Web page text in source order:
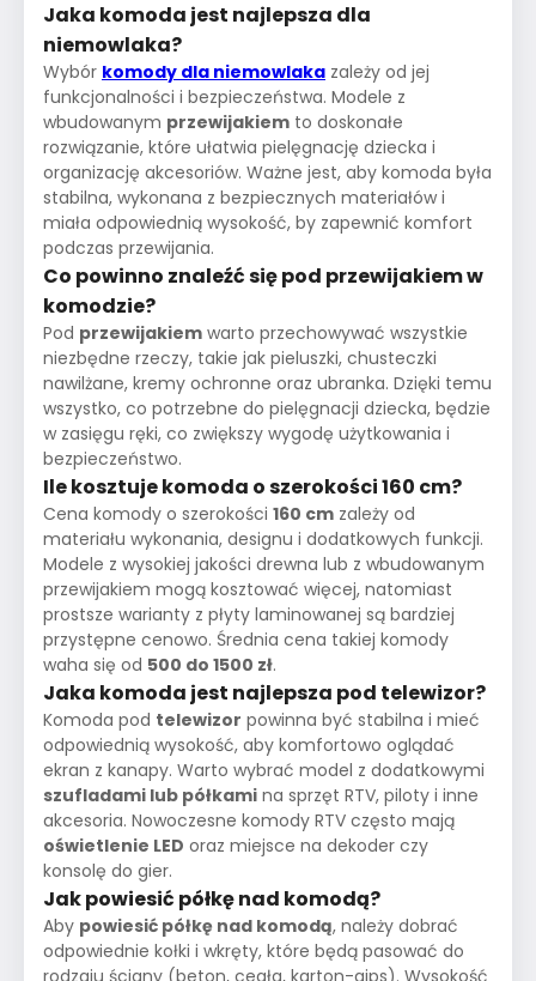
Jaka komoda jest najlepsza dla
niemowlaka?
Wybór komody dla niemowlaka zależy od jej
funkcjonalności i bezpieczeństwa. Modele z
wbudowanym przewijakiem to doskonałe
rozwiązanie, które ułatwia pielęgnację dziecka i
organizację akcesoriów. Ważne jest, aby komoda była
stabilna, wykonana z bezpiecznych materiałów i
miała odpowiednią wysokość, by zapewnić komfort
podczas przewijania.
Co powinno znaleźć się pod przewijakiem w
komodzie?
Pod przewijakiem warto przechowywać wszystkie
niezbędne rzeczy, takie jak pieluszki, chusteczki
nawilżane, kremy ochronne oraz ubranka. Dzięki temu
wszystko, co potrzebne do pielęgnacji dziecka, będzie
w zasięgu ręki, co zwiększy wygodę użytkowania i
bezpieczeństwo.
Ile kosztuje komoda o szerokości 160 cm?
Cena komody o szerokości 160 cm zależy od
materiału wykonania, designu i dodatkowych funkcji.
Modele z wysokiej jakości drewna lub z wbudowanym
przewijakiem mogą kosztować więcej, natomiast
prostsze warianty z płyty laminowanej są bardziej
przystępne cenowo. Średnia cena takiej komody
waha się od 500 do 1500 zł.
Jaka komoda jest najlepsza pod telewizor?
Komoda pod telewizor powinna być stabilna i mieć
odpowiednią wysokość, aby komfortowo oglądać
ekran z kanapy. Warto wybrać model z dodatkowymi
szufladami lub półkami na sprzęt RTV, piloty i inne
akcesoria. Nowoczesne komody RTV często mają
oświetlenie LED oraz miejsce na dekoder czy
konsolę do gier.
Jak powiesić półkę nad komodą?
Aby powiesić półkę nad komodą, należy dobrać
odpowiednie kołki i wkręty, które będą pasować do
rodzaju ściany (beton, cegła, karton-gips). Wysokość